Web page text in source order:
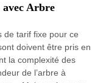
Arbre
de tarif fixe pour ce
doivent être pris en
la complexité des
de l’arbre à